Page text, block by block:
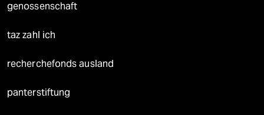
genossenschaft
taz zahl ich
recherchefonds ausland
panterstiftung